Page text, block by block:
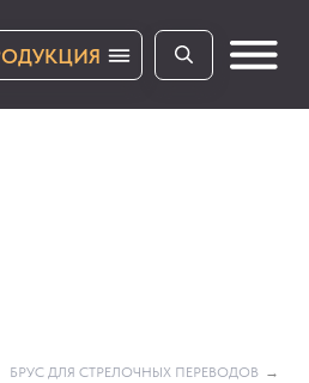
БРУС ДЛЯ СТРЕЛОЧНЫХ ПЕРЕВОДОВ →